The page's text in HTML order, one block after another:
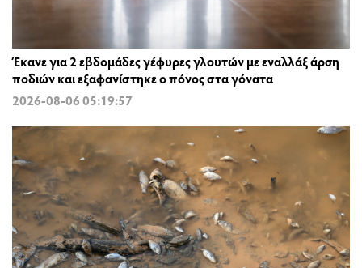
Έκανε για 2 εβδομάδες γέφυρες γλουτών με εναλλάξ άρση
ποδιών και εξαφανίστηκε ο πόνος στα γόνατα
2026-08-06 05:19:57